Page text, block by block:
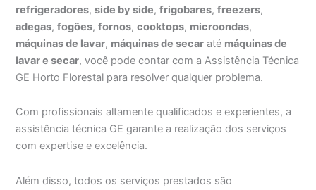
refrigeradores,side by side,frigobares,freezers,
adegas,fogões,fornos,cooktops, microondas,
máquinas de lavar, máquinas de secar até máquinas de
lavar e secar, você pode contar com a Assistência Técnica
GE Horto Florestal para resolver qualquer problema.
Com profissionais altamente qualificados e experientes, a
assistência técnica GE garante a realização dos serviços
com expertise e excelência.
Além disso, todos os serviços prestados são